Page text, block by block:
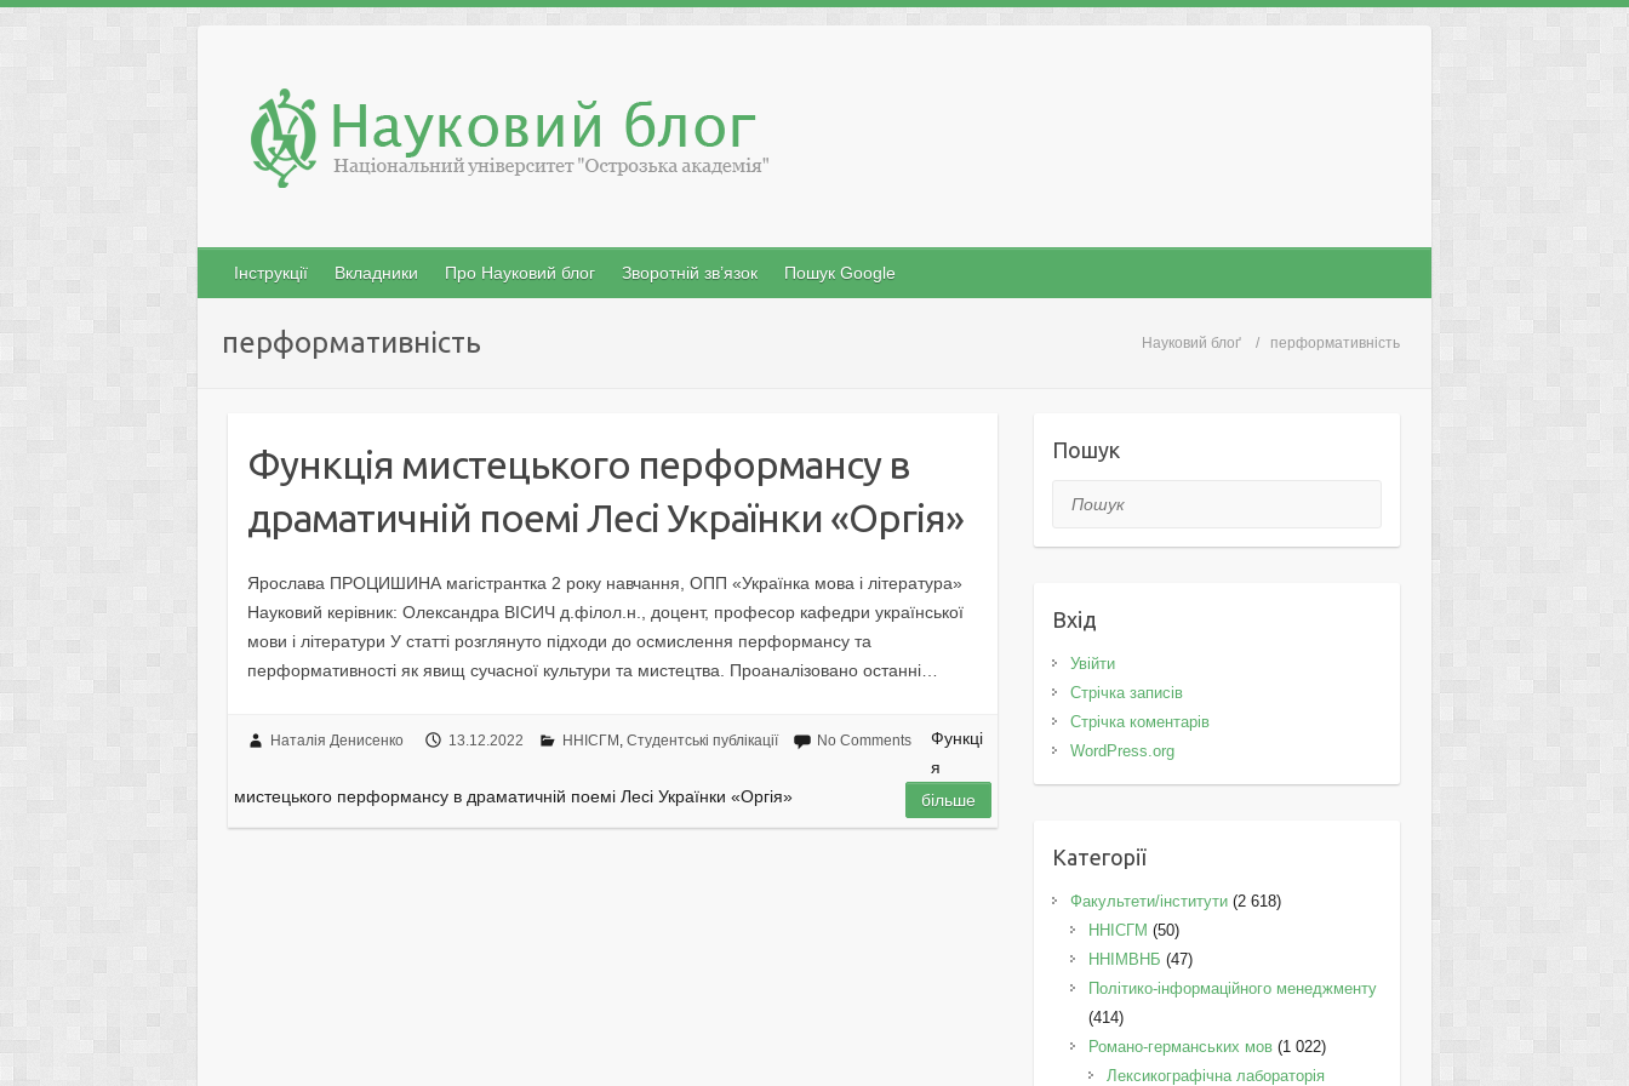
content
Інструкції Вкладники Про Науковий блог Зворотній зв’язок Пошук Google
Науковий блоґ перформативність
перформативність
Функція мистецького перформансу в
драматичній поемі Лесі Українки «Оргія»
Ярослава ПРОЦИШИНА магістрантка 2 року навчання, ОПП «Українка мова і література»
Науковий керівник: Олександра ВІСИЧ д.філол.н., доцент, професор кафедри української
мови і літератури У статті розглянуто підходи до осмислення перформансу та
перформативності як явищ сучасної культури та мистецтва. Проаналізовано останні…
Наталія Денисенко 13.12.2022 ННІСГМ , Студентські публікації No Comments
Функці
я
мистецького перформансу в драматичній поемі Лесі Українки «Оргія»
більше
Пошук
Пошук
Вхід
Увійти
Стрічка записів
Стрічка коментарів
WordPress.org
Категорії
Факультети/інститути(2 618)
ННІСГМ (50)
ННІМВНБ (47)
Політико-інформаційного менеджменту
(414)
Романо-германських мов(1 022)
Лексикографічна лабораторія